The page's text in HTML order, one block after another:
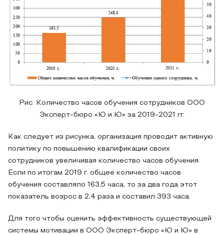
Рис. Количество часов обучения сотрудников ООО
Эксперт-бюро «Ю и Ю» за 2019-2021 гг.
Как следует из рисунка, организация проводит активную
политику по повышению квалификации своих
сотрудников увеличивая количество часов обучения.
Если по итогам 2019 г. общее количество часов
обучения составляло 163,5 часа, то за два года этот
показатель возрос в 2,4 раза и составил 393 часа.
Для того чтобы оценить эффективность существующей
системы мотивации в ООО Эксперт-бюро «Ю и Ю» в